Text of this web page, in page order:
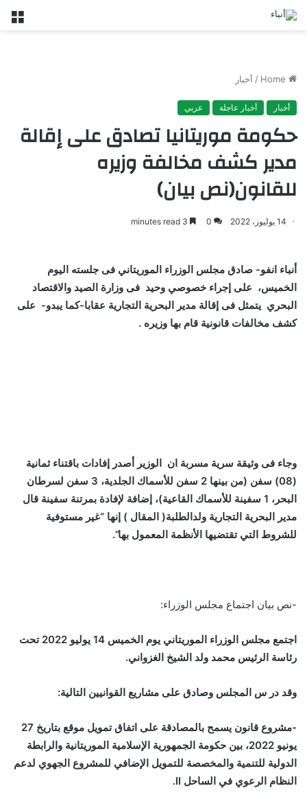
/ أخبار
أخبار أخبار عاجلة عربي
حكومة موريتانيا تصادق على إقالة
مدير كشف مخالفة وزيره
للقانون(نص بيان)
14 يوليوز، 2022 0
أنباء انفو- صادق مجلس الوزراء الموريتاني فى جلسته اليوم
الخميس، على إجراء خصوصي وحيد فى وزارة الصيد والاقتصاد
البحري يتمثل فى إقالة مدير البحرية التجارية عقابا-كما يبدو- على
كشف مخالفات قانونية قام بها وزيره .
وجاء فى وثيقة سرية مسربة ان الوزير أصدر إفادات باقتناء ثمانية
(08) سفن (من بينها 2 سفن للأسماك الجلدية، 3 سفن لسرطان
البحر، 1 سفينة للأسماك القاعية)، إضافة لإفادة بمرتنة سفينة قال
مدير البحرية التجارية ولدالطلبة( المقال ) إنها “غير مستوفية
للشروط التي تقتضيها الأنظمة المعمول بها”.
-نص بيان اجتماع مجلس الوزراء:
اجتمع مجلس الوزراء الموريتاني يوم الخميس 14 يوليو 2022 تحت
رئاسة الرئيس محمد ولد الشيخ الغزواني.
وقد در س المجلس وصادق على مشاريع القوانيين التالية:
-مشروع قانون يسمح بالمصادقة على اتفاق تمويل موقع بتاريخ 27
يونيو 2022، بين حكومة الجمهورية الإسلامية الموريتانية والرابطة
الدولية للتنمية والمخصصة للتمويل الإضافي للمشروع الجهوي لدعم
النظام الرعوي في الساحل II.